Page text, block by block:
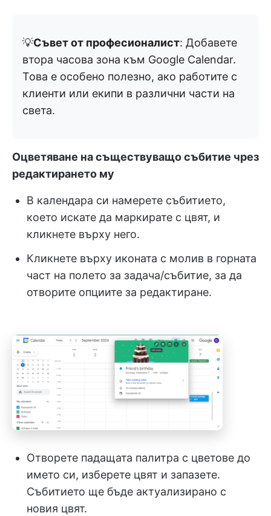
💡Съвет от професионалист: Добавете
втора часова зона към Google Calendar.
Това е особено полезно, ако работите с
клиенти или екипи в различни части на
света.
Оцветяване на съществуващо събитие чрез
редактирането му
В календара си намерете събитието,
което искате да маркирате с цвят, и
кликнете върху него.
Кликнете върху иконата с молив в горната
част на полето за задача/събитие, за да
отворите опциите за редактиране.
Отворете падащата палитра с цветове до
името си, изберете цвят и запазете.
Събитието ще бъде актуализирано с
новия цвят.